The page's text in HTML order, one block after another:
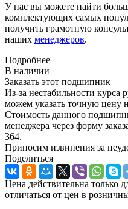
У нас вы можете найти
комплектующих самых
получить грамотную
наших менеджеров.
Подробнее
В наличии
Заказать этот подшипник
Из-за нестабильности курса
можем указать точную цену
Стоимость данного
менеджера через форму
364.
Приносим извинения за
Поделиться
Цена действительна только
отличаться от цен в